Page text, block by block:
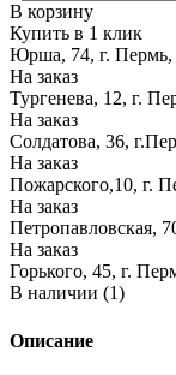
В корзину
Купить в 1 клик
Юрша, 74, г.
На заказ
Тургенева, 12, г.
На заказ
Солдатова, 36,
На заказ
Пожарского,10, г.
На заказ
Петропавловская,
На заказ
Горького, 45, г.
В наличии (1)
Описание